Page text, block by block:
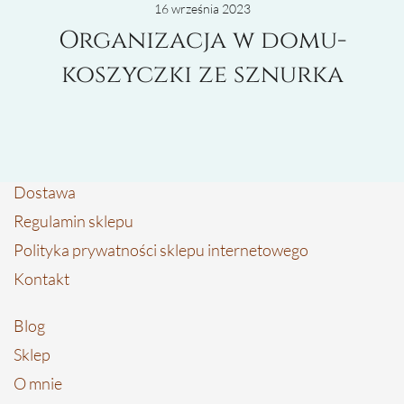
16 września 2023
Organizacja w domu-
koszyczki ze sznurka
Dostawa
Regulamin sklepu
Polityka prywatności sklepu internetowego
Kontakt
Blog
Sklep
O mnie